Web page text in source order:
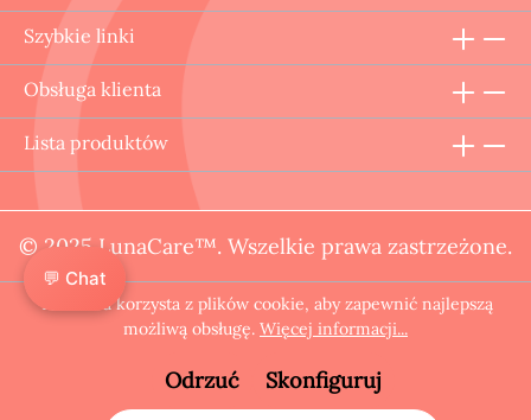
Szybkie linki
Obsługa klienta
Lista produktów
© 2025 LunaCare™. Wszelkie prawa zastrzeżone.
Ta strona korzysta z plików cookie, aby zapewnić najlepszą
możliwą obsługę. Więcej informacji...
Odrzuć Skonfiguruj
💬 Chat